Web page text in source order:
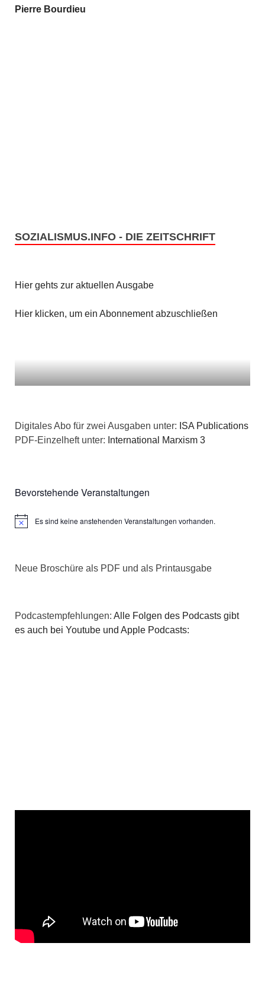
Pierre Bourdieu
SOZIALISMUS.INFO - DIE ZEITSCHRIFT
Hier gehts zur aktuellen Ausgabe
Hier klicken, um ein Abonnement abzuschließen
Digitales Abo für zwei Ausgaben unter: ISA Publications
PDF-Einzelheft unter: International Marxism 3
Bevorstehende Veranstaltungen
HinweisEs sind keine anstehenden Veranstaltungen vorhanden.
Neue Broschüre als PDF und als Printausgabe
Podcastempfehlungen: Alle Folgen des Podcasts gibt
es auch bei Youtube und Apple Podcasts: